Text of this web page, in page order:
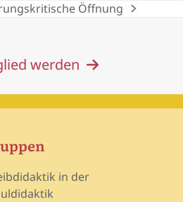
Öffnung
werden
in der